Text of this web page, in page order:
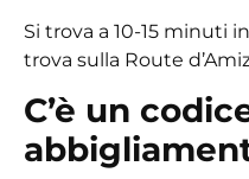
Si trova a 10-15 minuti
trova sulla Route
C’è un